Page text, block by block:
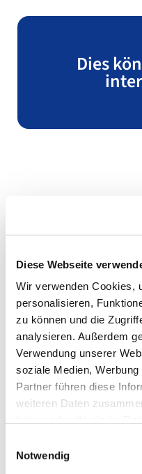
Diese Webseite
Wir verwenden Cookies,
personalisieren,
zu können und die
analysieren. Außerdem
Verwendung unserer
soziale Medien,
Partner führen diese
weiteren Daten
Notwendig
Dies